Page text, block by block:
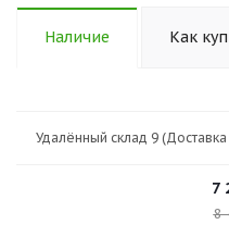
Наличие Как
Удалённый склад 9
7
8